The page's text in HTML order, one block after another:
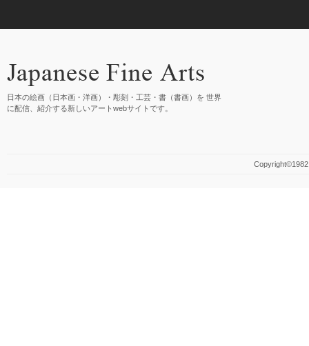
日本の絵画（日本画・洋画）・彫刻・工芸・書（書画）を 世界
に配信、紹介する新しいアートwebサイトです。